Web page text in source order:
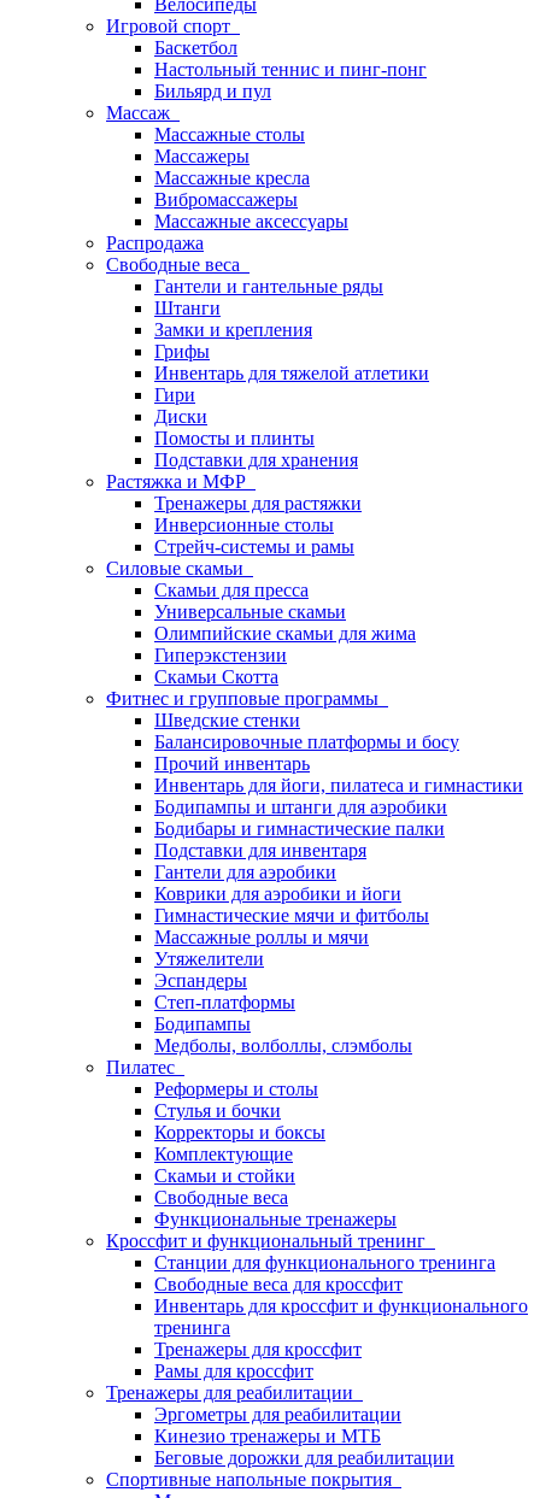
Велосипеды
Игровой спорт
Баскетбол
Настольный теннис и пинг-понг
Бильярд и пул
Массаж
Массажные столы
Массажеры
Массажные кресла
Вибромассажеры
Массажные аксессуары
Распродажа
Свободные веса
Гантели и гантельные ряды
Штанги
Замки и крепления
Грифы
Инвентарь для тяжелой атлетики
Гири
Диски
Помосты и плинты
Подставки для хранения
Растяжка и МФР
Тренажеры для растяжки
Инверсионные столы
Стрейч-системы и рамы
Силовые скамьи
Скамьи для пресса
Универсальные скамьи
Олимпийские скамьи для жима
Гиперэкстензии
Скамьи Скотта
Фитнес и групповые программы
Шведские стенки
Балансировочные платформы и босу
Прочий инвентарь
Инвентарь для йоги, пилатеса и гимнастики
Бодипампы и штанги для аэробики
Бодибары и гимнастические палки
Подставки для инвентаря
Гантели для аэробики
Коврики для аэробики и йоги
Гимнастические мячи и фитболы
Массажные роллы и мячи
Утяжелители
Эспандеры
Степ-платформы
Бодипампы
Медболы, волболлы, слэмболы
Пилатес
Реформеры и столы
Стулья и бочки
Корректоры и боксы
Комплектующие
Скамьи и стойки
Свободные веса
Функциональные тренажеры
Кроссфит и функциональный тренинг
Станции для функционального тренинга
Свободные веса для кроссфит
Инвентарь для кроссфит и функционального
тренинга
Тренажеры для кроссфит
Рамы для кроссфит
Тренажеры для реабилитации
Эргометры для реабилитации
Кинезио тренажеры и МТБ
Беговые дорожки для реабилитации
Спортивные напольные покрытия